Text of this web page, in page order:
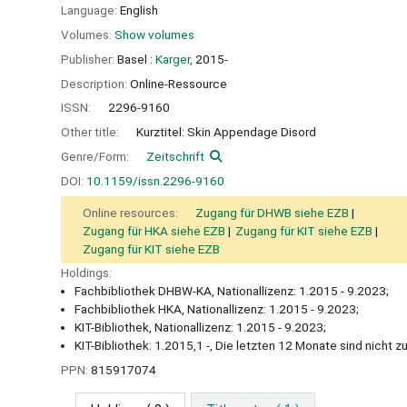
Language: English
Volumes: Show volumes
Publisher: Basel : Karger, 2015-
Description: Online-Ressource
ISSN:
2296-9160
Other title:
Kurztitel: Skin Appendage Disord
Genre/Form:
Zeitschrift
DOI: 10.1159/issn.2296-9160
Online resources:
Zugang für DHWB siehe EZB
Zugang für HKA siehe EZB
Zugang für KIT siehe EZB
Zugang für KIT siehe EZB
Holdings:
Fachbibliothek DHBW-KA, Nationallizenz: 1.2015 - 9.2023;
Fachbibliothek HKA, Nationallizenz: 1.2015 - 9.2023;
KIT-Bibliothek, Nationallizenz: 1.2015 - 9.2023;
KIT-Bibliothek: 1.2015,1 -, Die letzten 12 Monate sind nicht
PPN: 815917074